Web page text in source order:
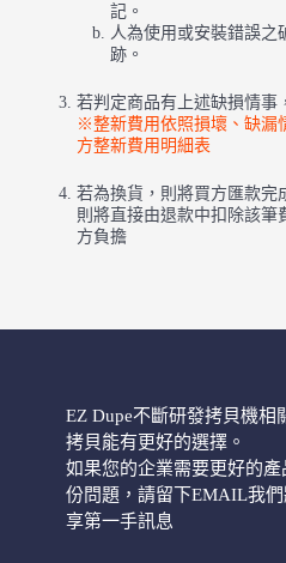
記。
人為使用或安裝錯誤之
跡。
若判定商品有上述缺損情事
※整新費用依照損壞、缺漏
方整新費用明細表
若為換貨，則將買方匯款完
則將直接由退款中扣除該筆
方負擔
EZ Dupe不斷研發拷貝機相
拷貝能有更好的選擇。
如果您的企業需要更好的
份問題，請留下EMAIL我
享第一手訊息